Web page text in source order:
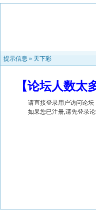
提示信息 » 天下彩
【论坛人数
请直接登录用户访问论坛
如果您已注册,请先登录